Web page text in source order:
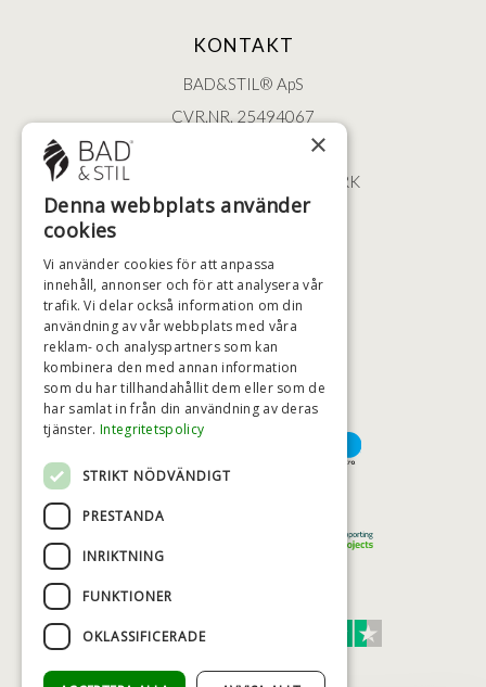
KONTAKT
BAD&STIL® ApS
CVR.NR. 25494067
ØSTERBROGADE 202
2100 KØBENHAVN • DANMARK
+46 (0)79 008 12 60
HÖGSTA KREDITVÄRDIGHET
BETALNINGSALTERNATIV
×
Denna webbplats använder
cookies
Vi använder cookies för att anpassa
innehåll, annonser och för att analysera vår
trafik. Vi delar också information om din
användning av vår webbplats med våra
reklam- och analyspartners som kan
kombinera den med annan information
som du har tillhandahållit dem eller som de
har samlat in från din användning av deras
tjänster. Integritetspolicy
STRIKT NÖDVÄNDIGT
PRESTANDA
INRIKTNING
FUNKTIONER
OKLASSIFICERADE